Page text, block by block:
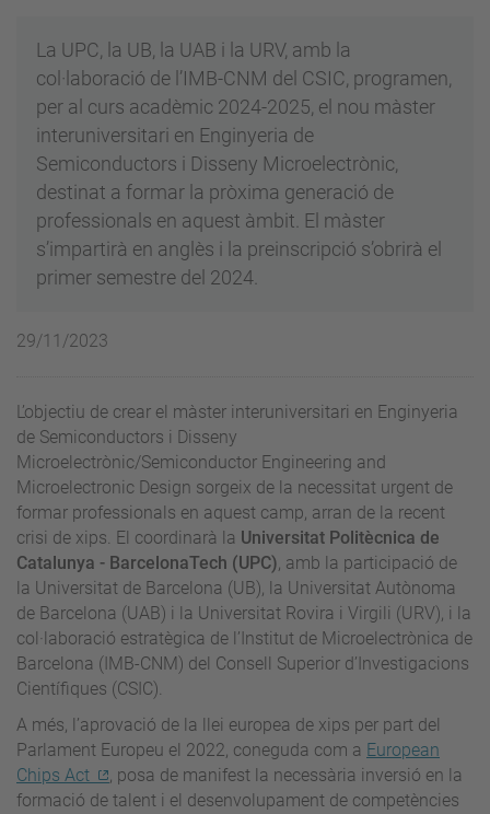
La UPC, la UB, la UAB i la URV, amb la
col·laboració de l’IMB-CNM del CSIC, programen,
per al curs acadèmic 2024-2025, el nou màster
interuniversitari en Enginyeria de
Semiconductors i Disseny Microelectrònic,
destinat a formar la pròxima generació de
professionals en aquest àmbit. El màster
s’impartirà en anglès i la preinscripció s’obrirà el
primer semestre del 2024.
29/11/2023
L’objectiu de crear el màster interuniversitari en Enginyeria
de Semiconductors i Disseny
Microelectrònic/Semiconductor Engineering and
Microelectronic Design sorgeix de la necessitat urgent de
formar professionals en aquest camp, arran de la recent
crisi de xips. El coordinarà la Universitat Politècnica de
Catalunya - BarcelonaTech (UPC), amb la participació de
la Universitat de Barcelona (UB), la Universitat Autònoma
de Barcelona (UAB) i la Universitat Rovira i Virgili (URV), i la
col·laboració estratègica de l’Institut de Microelectrònica de
Barcelona (IMB-CNM) del Consell Superior d’Investigacions
Científiques (CSIC).
A més, l’aprovació de la llei europea de xips per part del
Parlament Europeu el 2022, coneguda com a European
Chips Act
, posa de manifest la necessària inversió en la
formació de talent i el desenvolupament de competències